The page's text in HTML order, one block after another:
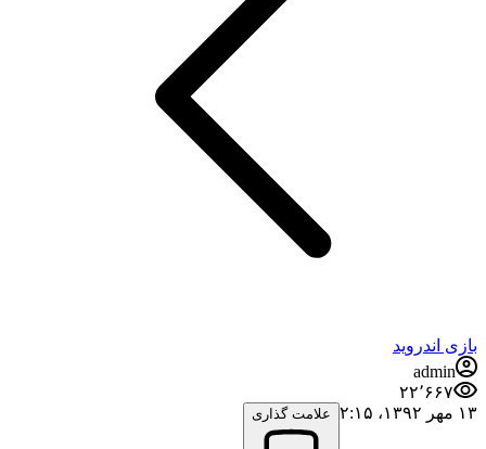
بازی اندروید
admin
۲۲٬۶۶۷
۱۳ مهر ۱۳۹۲،‏ ۲:۱۵
علامت گذاری